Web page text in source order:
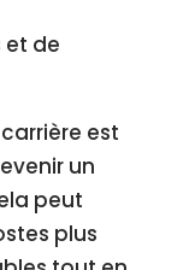
et de
est
un
peut
plus